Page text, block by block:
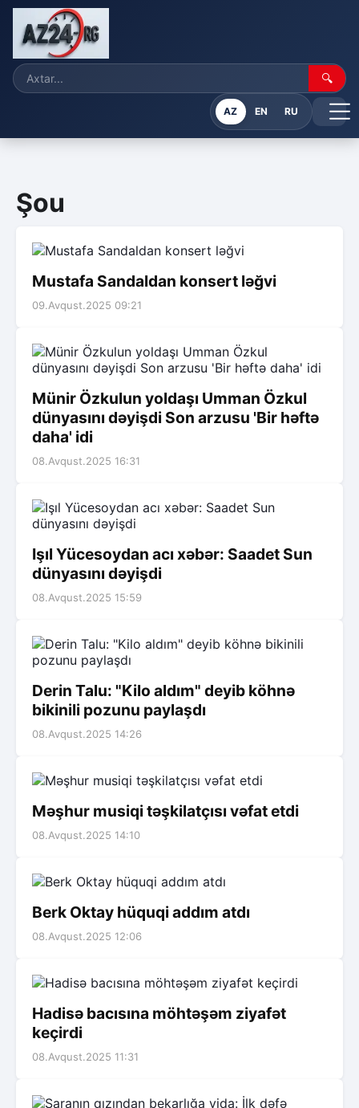
🔍
AZ EN RU
Şou
Mustafa Sandaldan konsert ləğvi
09.Avqust.2025 09:21
Münir Özkulun yoldaşı Umman Özkul
dünyasını dəyişdi Son arzusu 'Bir həftə
daha' idi
08.Avqust.2025 16:31
Işıl Yücesoydan acı xəbər: Saadet Sun
dünyasını dəyişdi
08.Avqust.2025 15:59
Derin Talu: "Kilo aldım" deyib köhnə
bikinili pozunu paylaşdı
08.Avqust.2025 14:26
Məşhur musiqi təşkilatçısı vəfat etdi
08.Avqust.2025 14:10
Berk Oktay hüquqi addım atdı
08.Avqust.2025 12:06
Hadisə bacısına möhtəşəm ziyafət
keçirdi
08.Avqust.2025 11:31